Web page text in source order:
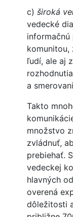
c) široká
vedecké
informačnú
ľudí, ale aj
a
Takto
množstvo
zvládnuť,
prebiehať.
vedeckej
hlavných
overená
dôležitosti